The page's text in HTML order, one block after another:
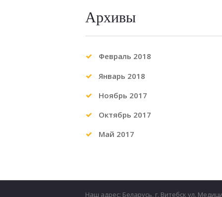
Архивы
Февраль 2018
Январь 2018
Ноябрь 2017
Октябрь 2017
Май 2017
Наш адрес: Беларусь, г. Витебск ул.